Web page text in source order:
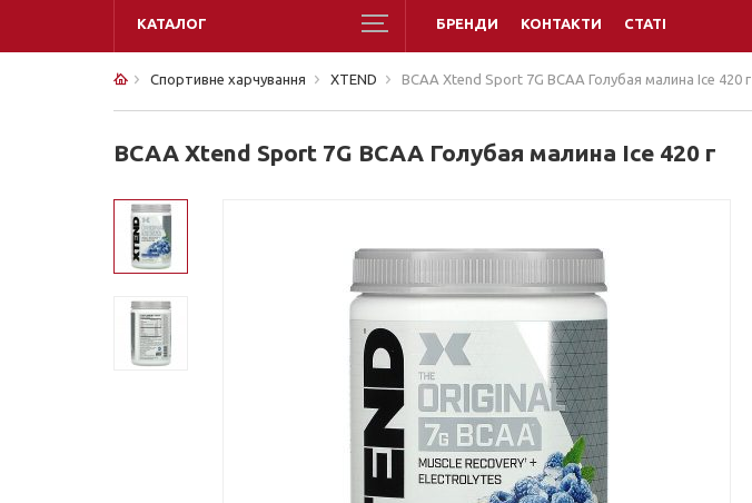
КАТАЛОГ БРЕНДИ КОНТАКТИ СТАТІ
Спортивне харчування XTEND BCAA Xtend Sport 7G BCAA Голубая малина Ice 420 г
BCAA Xtend Sport 7G BCAA Голубая малина Ice 420 г